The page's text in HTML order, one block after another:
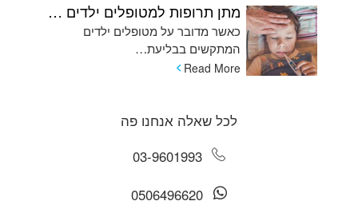
מתן תרופות למטופלים ילדים המתקשים בשימוש בכדורים ומהן האלטרנטיבות
כאשר מדובר על מטופלים ילדים
המתקשים בבליעת…
Read More
לכל שאלה אנחנו פה
03-9601993
0506496620